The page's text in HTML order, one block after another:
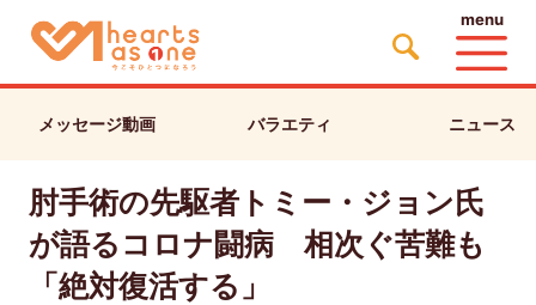
menu
メッセージ動画 バラエティ ニュース
肘手術の先駆者トミー・ジョン氏
が語るコロナ闘病 相次ぐ苦難も
「絶対復活する」